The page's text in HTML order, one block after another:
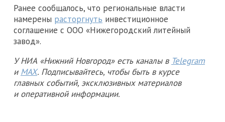
Ранее сообщалось, что региональные власти
намерены расторгнуть инвестиционное
соглашение с ООО «Нижегородский литейный
завод».
У НИА «Нижний Новгород» есть каналы в Telegram
и MAX. Подписывайтесь, чтобы быть в курсе
главных событий, эксклюзивных материалов
и оперативной информации.